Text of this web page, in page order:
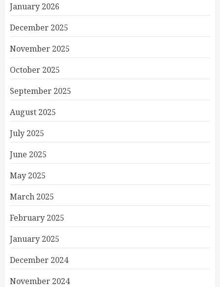
January 2026
December 2025
November 2025
October 2025
September 2025
August 2025
July 2025
June 2025
May 2025
March 2025
February 2025
January 2025
December 2024
November 2024